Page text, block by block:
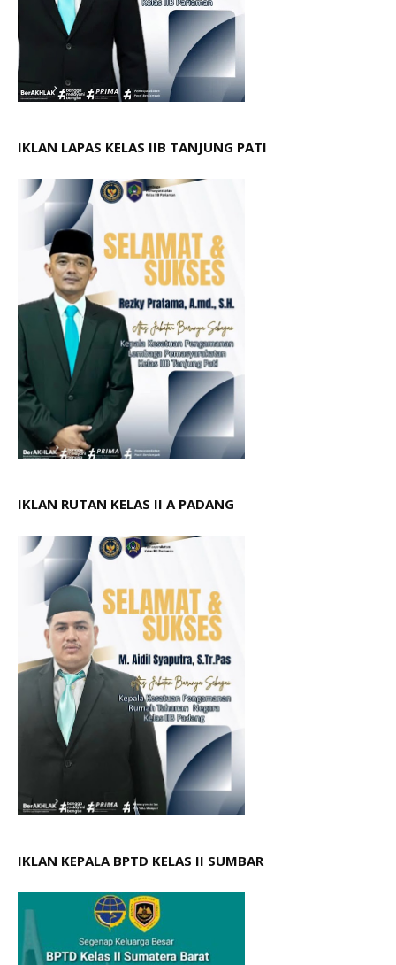
IKLAN LAPAS KELAS IIB TANJUNG PATI
IKLAN RUTAN KELAS II A PADANG
IKLAN KEPALA BPTD KELAS II SUMBAR